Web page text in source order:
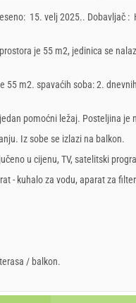
15. velj 2025.. Dobavljač :
je 55 m2, jedinica se
55 m2. spavaćih soba: 2.
jedan pomoćni ležaj. Posteljina je
Iz sobe se izlazi na balkon.
u cijenu, TV, satelitski
- kuhalo za vodu, aparat za
/ balkon.